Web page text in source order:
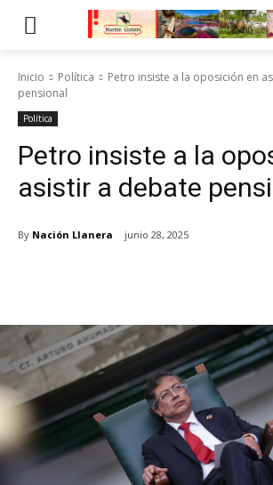
Inicio Política
Petro insiste a la oposición en
pensional
Política
Petro insiste a la
asistir a debate
By Nación Llanera junio 28, 2025